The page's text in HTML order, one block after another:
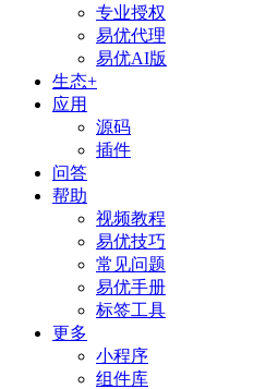
专业授权
易优代理
易优AI版
生态+
应用
源码
插件
问答
帮助
视频教程
易优技巧
常见问题
易优手册
标签工具
更多
小程序
组件库